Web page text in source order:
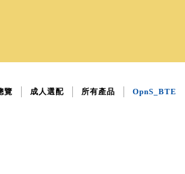
覽 成人選配 所有產品 OpnS_BTE